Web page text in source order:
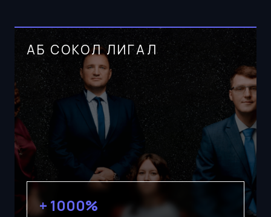
АБ СОКОЛ ЛИГАЛ
+ 1000%